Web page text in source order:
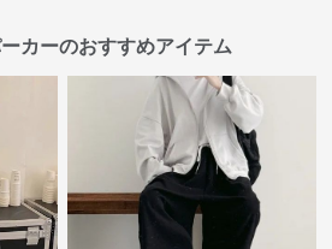
カーのおすすめアイテム